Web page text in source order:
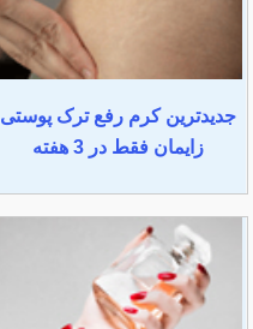
جدیدترین کرم رفع ترک پوستی
زایمان فقط در 3 هفته